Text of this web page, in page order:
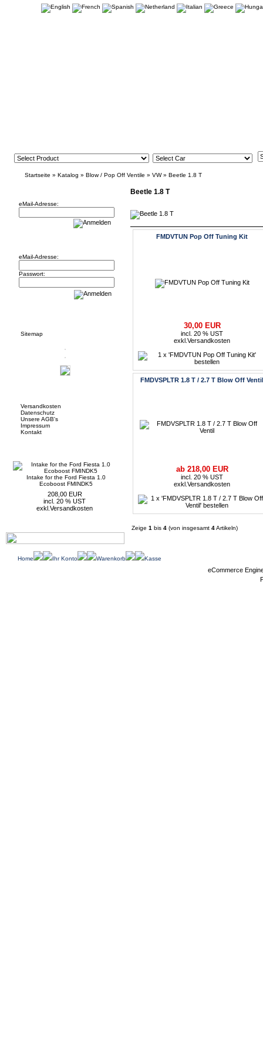
Startseite » Katalog » Blow / Pop Off Ventile » VW» Beetle 1.8 T
eMail-Adresse:
eMail-Adresse:
Passwort:
Sitemap
Versandkosten
Datenschutz
Unsere AGB's
Impressum
Kontakt
Intake for the Ford Fiesta 1.0
Ecoboost FMINDK5
208,00 EUR
incl. 20 % UST
exkl. Versandkosten
Beetle 1.8 T
FMDVTUN Pop Off Tuning Kit
30,00 EUR
incl. 20 % UST
exkl. Versandkosten
FMDVSPLTR 1.8 T / 2.7 T Blow Off Ventil
ab 218,00 EUR
incl. 20 % UST
exkl. Versandkosten
Zeige 1 bis 4 (von insgesamt 4Artikeln)
Home Ihr Konto Warenkorb Kasse
eCommerce